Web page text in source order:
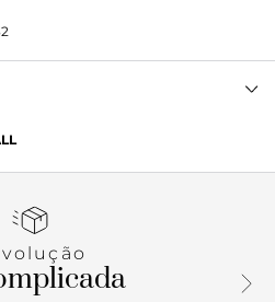
com inscrição do
redonda, traz tiras finas
de dedo exibe todo o pé.